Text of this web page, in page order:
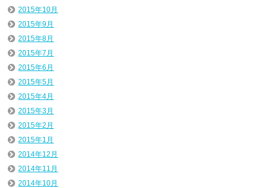
2015年10月
2015年9月
2015年8月
2015年7月
2015年6月
2015年5月
2015年4月
2015年3月
2015年2月
2015年1月
2014年12月
2014年11月
2014年10月